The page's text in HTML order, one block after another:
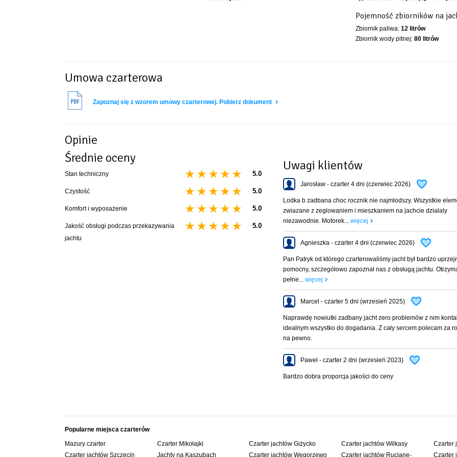
Pojemność zbiorników na
Zbiornik paliwa: 12 litrów
Zbiornik wody pitnej: 80 litrów
Umowa czarterowa
Zapoznaj się z wzorem umowy czarterowej. Pobierz dokument
Opinie
Średnie oceny
Stan techniczny 5.0
Czystość 5.0
Komfort i wyposażenie 5.0
Jakość obsługi podczas przekazywania
jachtu
5.0
Uwagi klientów
Jarosław - czarter 4 dni (czerwiec 2026)
Lodka b zadbana choc rocznik nie najmlodszy. Wszystkie
zwiazane z zeglowaniem i mieszkaniem na jachcie dzialaly
niezawodnie. Motorek... więcej
Agnieszka - czarter 4 dni (czerwiec 2026)
Pan Patryk od którego czarterowaliśmy jacht był bardzo
pomocny, szczegółowo zapoznał nas z obsługą jachtu.
pełne... więcej
Marcel - czarter 5 dni (wrzesień 2025)
Naprawdę nowiutki zadbany jacht zero problemów z nim
idealnym wszystko do dogadania. Z cały sercem polecam za
na pewno.
Paweł - czarter 2 dni (wrzesień 2023)
Bardzo dobra proporcja jakości do ceny
Popularne miejsca czarterów
Mazury czarter
Czarter jachtów Szczecin
Czarter Mikołajki
Jachty na Kaszubach
Czarter jachtów Giżycko
Czarter jachtów Węgorzewo
Czarter jachtów Wilkasy
Czarter jachtów Ruciane-
Czarter
Czarter